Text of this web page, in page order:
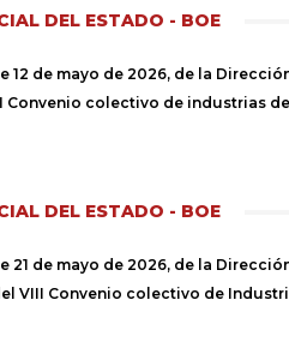
DEL ESTADO - BOE
12 de mayo de 2026, de la
Convenio colectivo de industrias
DEL ESTADO - BOE
21 de mayo de 2026, de la
VIII Convenio colectivo de